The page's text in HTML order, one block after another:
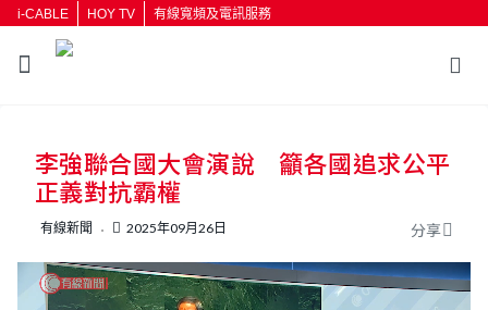
i-CABLE HOY TV 有線寬頻及電訊服務
按輸入鍵開始搜尋
李強聯合國大會演說 籲各國追求公平
正義對抗霸權
有線新聞 2025年09月26日 分享